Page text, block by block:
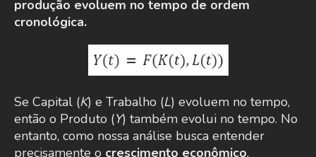
produção evoluem no tempo de ordem
cronológica.
Se Capital (K) e Trabalho (L) evoluem no tempo,
então o Produto (Y) também evolui no tempo. No
entanto, como nossa análise busca entender
precisamente o crescimento econômico,